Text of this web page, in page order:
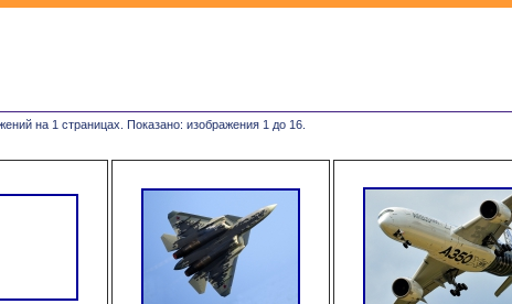
на 1 страницах. Показано: изображения 1 до 16.